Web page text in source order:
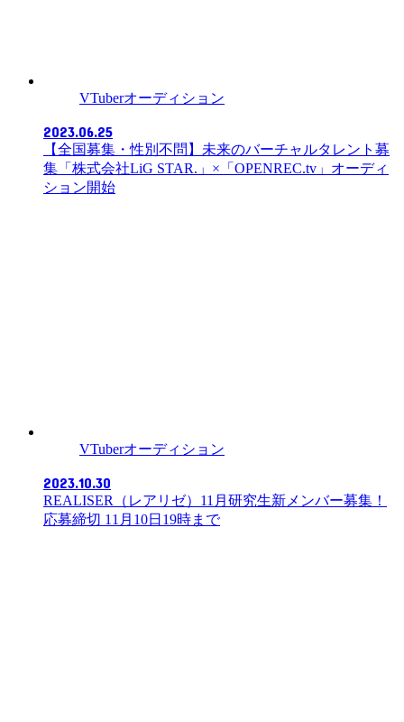
VTuberオーディション
2023.06.25
【全国募集・性別不問】未来のバーチャルタレント募
集「株式会社LiG STAR.」×「OPENREC.tv」オーディ
ション開始
VTuberオーディション
2023.10.30
REALISER（レアリゼ）11月研究生新メンバー募集！
応募締切 11月10日19時まで